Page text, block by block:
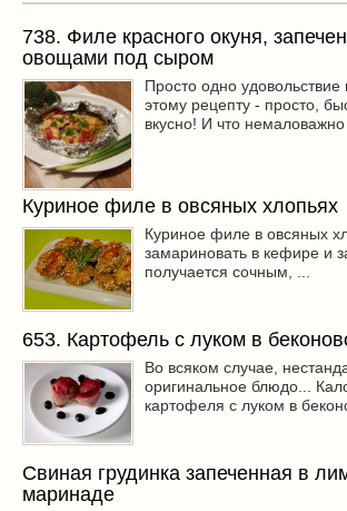
738. Филе красного окуня,
овощами под сыром
Просто одно удовольствие
этому рецепту - просто,
вкусно! И что немаловажно
Куриное филе в овсяных хлопьях
Куриное филе в овсяных
замариновать в кефире и
получается сочным, ...
653. Картофель с луком в
Во всяком случае,
оригинальное блюдо...
картофеля с луком в
Свиная грудинка запеченная в
маринаде